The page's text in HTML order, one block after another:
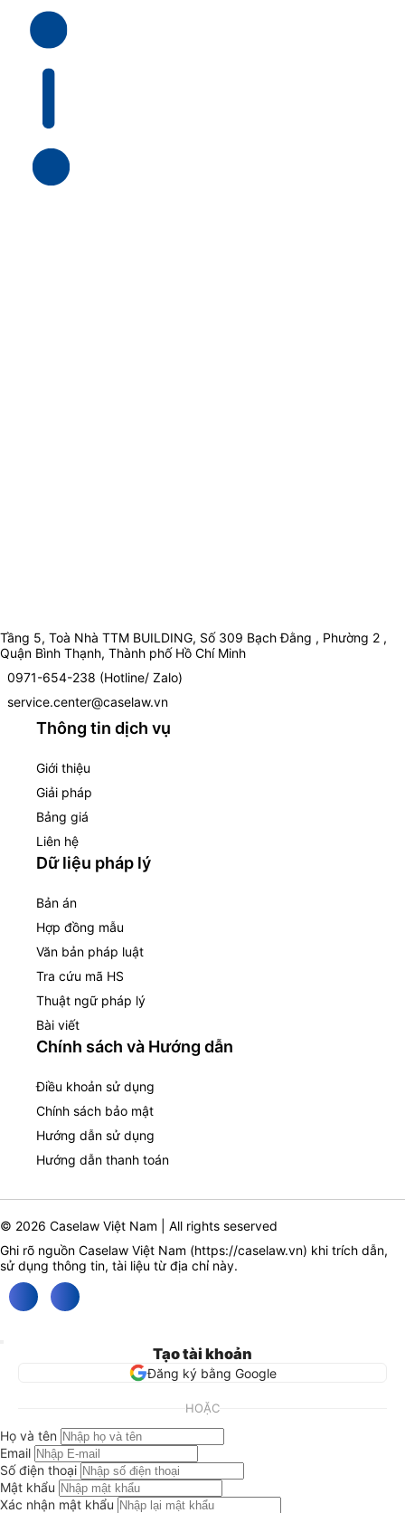
Tầng 5, Toà Nhà TTM BUILDING, Số 309 Bạch Đằng , Phường 2 ,
Quận Bình Thạnh, Thành phố Hồ Chí Minh
0971-654-238 (Hotline/ Zalo)
service.center@caselaw.vn
Thông tin dịch vụ
Giới thiệu
Giải pháp
Bảng giá
Liên hệ
Dữ liệu pháp lý
Bản án
Hợp đồng mẫu
Văn bản pháp luật
Tra cứu mã HS
Thuật ngữ pháp lý
Bài viết
Chính sách và Hướng dẫn
Điều khoản sử dụng
Chính sách bảo mật
Hướng dẫn sử dụng
Hướng dẫn thanh toán
© 2026 Caselaw Việt Nam | All rights seserved
Ghi rõ nguồn Caselaw Việt Nam (https://caselaw.vn) khi trích dẫn,
sử dụng thông tin, tài liệu từ địa chỉ này.
Tạo tài khoản
Đăng ký bằng Google
HOẶC
Họ và tên
Email
Số điện thoại
Mật khẩu
Xác nhận mật khẩu